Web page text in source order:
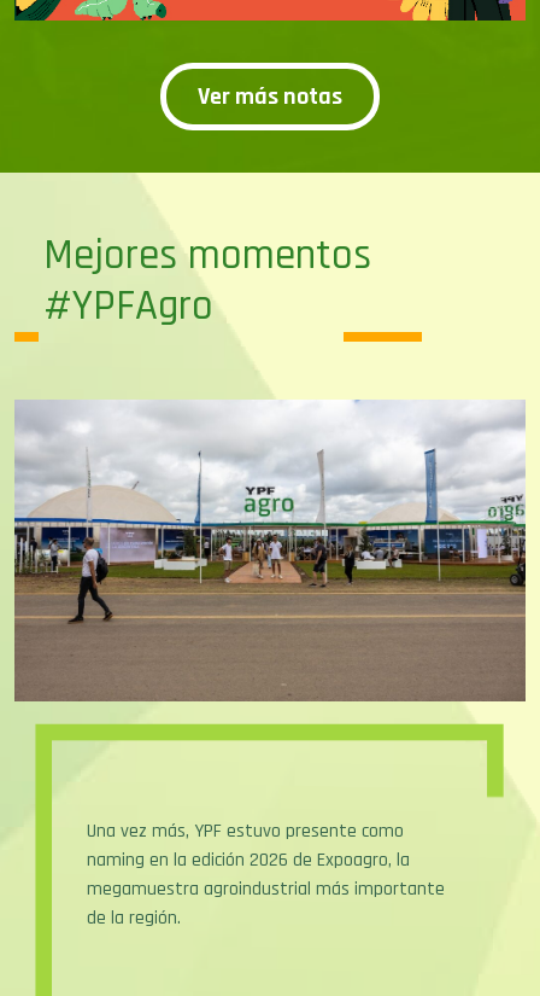
Ver más notas
Mejores momentos
#YPFAgro
Una vez más, YPF estuvo presente como
naming en la edición 2026 de Expoagro, la
megamuestra agroindustrial más importante
de la región.